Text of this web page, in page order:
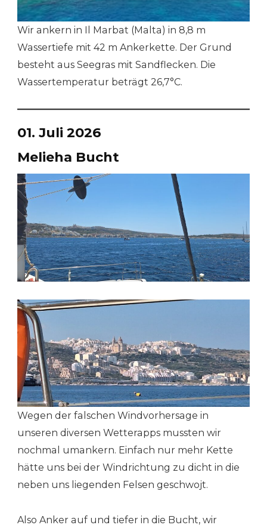
Wir ankern in Il Marbat (Malta) in 8,8 m
Wassertiefe mit 42 m Ankerkette. Der Grund
besteht aus Seegras mit Sandflecken. Die
Wassertemperatur beträgt 26,7°C.
01. Juli 2026
Melieha Bucht
Wegen der falschen Windvorhersage in
unseren diversen Wetterapps mussten wir
nochmal umankern. Einfach nur mehr Kette
hätte uns bei der Windrichtung zu dicht in die
neben uns liegenden Felsen geschwojt.
Also Anker auf und tiefer in die Bucht, wir